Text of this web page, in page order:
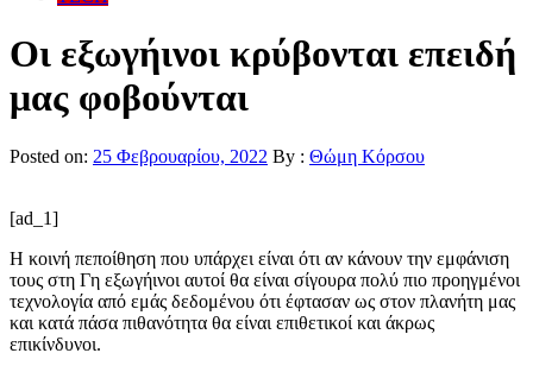
Οι εξωγήινοι κρύβονται επειδή
μας φοβούνται
Posted on: 25 Φεβρουαρίου, 2022 By : Θώμη Κόρσου
[ad_1]
Η κοινή πεποίθηση που υπάρχει είναι ότι αν κάνουν την εμφάνιση
τους στη Γη εξωγήινοι αυτοί θα είναι σίγουρα πολύ πιο προηγμένοι
τεχνολογία από εμάς δεδομένου ότι έφτασαν ως στον πλανήτη μας
και κατά πάσα πιθανότητα θα είναι επιθετικοί και άκρως
επικίνδυνοι.